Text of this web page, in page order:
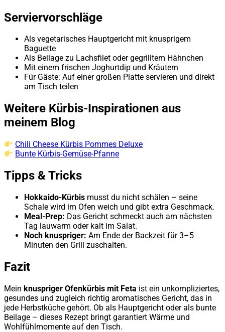
Serviervorschläge
Als vegetarisches Hauptgericht mit knusprigem
Baguette
Als Beilage zu Lachsfilet oder gegrilltem Hähnchen
Mit einem frischen Joghurtdip und Kräutern
Für Gäste: Auf einer großen Platte servieren und direkt
am Tisch teilen
Weitere Kürbis-Inspirationen aus
meinem Blog
Chili Cheese Kürbis Pommes Deluxe
Bunte Kürbis-Gemüse-Pfanne
Tipps & Tricks
Hokkaido-Kürbis musst du nicht schälen – seine
Schale wird im Ofen weich und gibt extra Geschmack.
Meal-Prep: Das Gericht schmeckt auch am nächsten
Tag lauwarm oder kalt im Salat.
Noch knuspriger: Am Ende der Backzeit für 3–5
Minuten den Grill zuschalten.
Fazit
Mein knuspriger Ofenkürbis mit Feta ist ein unkompliziertes,
gesundes und zugleich richtig aromatisches Gericht, das in
jede Herbstküche gehört. Ob als Hauptgericht oder als bunte
Beilage – dieses Rezept bringt garantiert Wärme und
Wohlfühlmomente auf den Tisch.